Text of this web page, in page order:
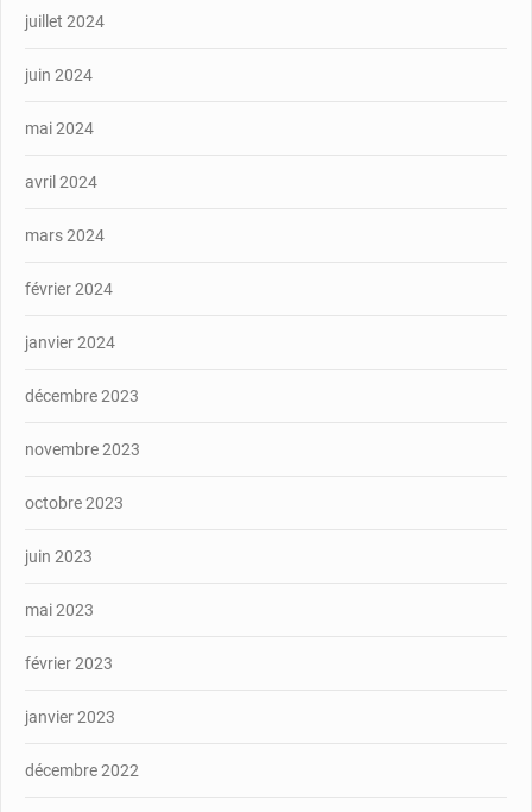
juillet 2024
juin 2024
mai 2024
avril 2024
mars 2024
février 2024
janvier 2024
décembre 2023
novembre 2023
octobre 2023
juin 2023
mai 2023
février 2023
janvier 2023
décembre 2022